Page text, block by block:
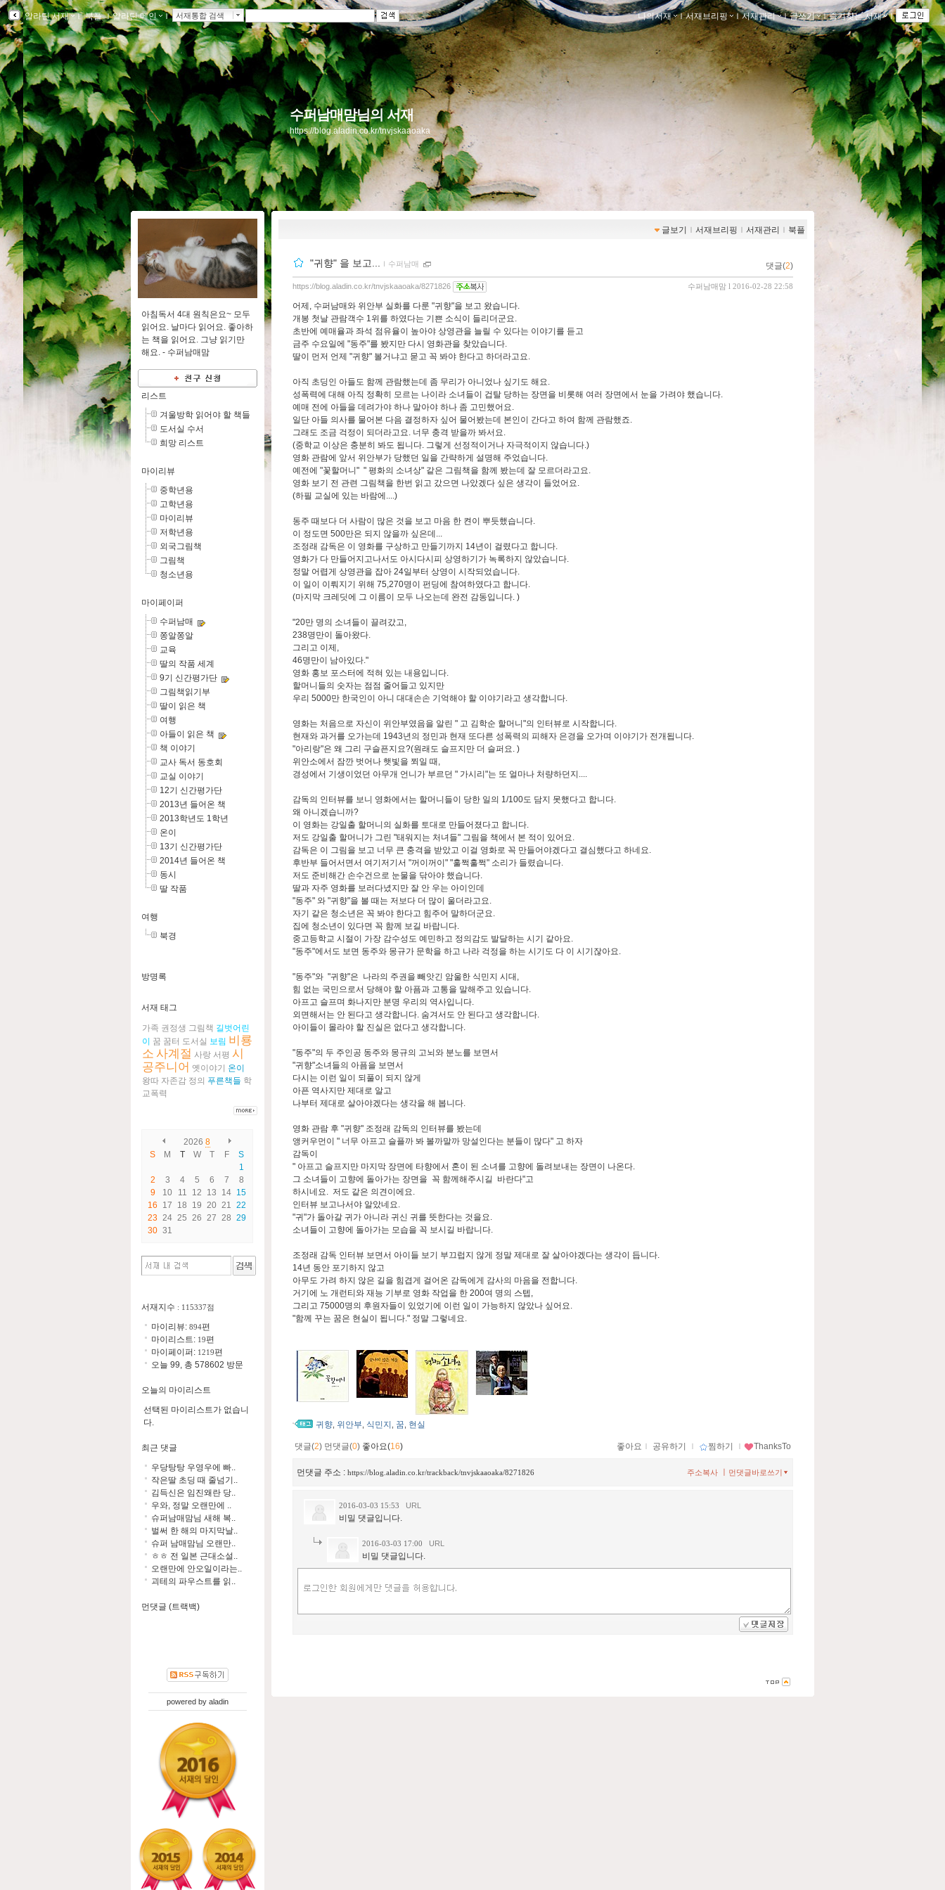
알라딘 서재 ｌ북플ｌ알라딘 메인 ｌ 서재통합 검색 나의서재 ｌ서재브리핑 ｌ서재관리 ｌ글쓰기 ｌ즐겨찾는 서재 ｌ
수퍼남매맘님의 서재
https://blog.aladin.co.kr/tnvjskaaoaka
글보기 ｌ 서재브리핑 ｌ 서재관리 ｌ 북플
"귀향" 을 보고... ｌ 수퍼남매 댓글(2)
수퍼남매맘 l 2016-02-28 22:58
https://blog.aladin.co.kr/tnvjskaaoaka/8271826
어제, 수퍼남매와 위안부 실화를 다룬 "귀향"을 보고 왔습니다.
개봉 첫날 관람객수 1위를 하였다는 기쁜 소식이 들리더군요.
초반에 예매율과 좌석 점유율이 높아야 상영관을 늘릴 수 있다는 이야기를 듣고
금주 수요일에 "동주"를 봤지만 다시 영화관을 찾았습니다.
딸이 먼저 언제 "귀향" 볼거냐고 묻고 꼭 봐야 한다고 하더라고요.
아직 초딩인 아들도 함께 관람했는데 좀 무리가 아니었나 싶기도 해요.
성폭력에 대해 아직 정확히 모르는 나이라 소녀들이 겁탈 당하는 장면을 비롯해 여러 장면에서 눈을 가려야 했습니다.
예매 전에 아들을 데려가야 하나 말아야 하나 좀 고민했어요.
일단 아들 의사를 물어본 다음 결정하자 싶어 물어봤는데 본인이 간다고 하여 함께 관람했죠.
그래도 조금 걱정이 되더라고요. 너무 충격 받을까 봐서요.
(중학교 이상은 충분히 봐도 됩니다. 그렇게 선정적이거나 자극적이지 않습니다.)
영화 관람에 앞서 위안부가 당했던 일을 간략하게 설명해 주었습니다.
예전에 "꽃할머니" " 평화의 소녀상" 같은 그림책을 함께 봤는데 잘 모르더라고요.
영화 보기 전 관련 그림책을 한번 읽고 갔으면 나았겠다 싶은 생각이 들었어요.
(하필 교실에 있는 바람에....)
동주 때보다 더 사람이 많은 것을 보고 마음 한 켠이 뿌듯했습니다.
이 정도면 500만은 되지 않을까 싶은데...
조정래 감독은 이 영화를 구상하고 만들기까지 14년이 걸렸다고 합니다.
영화가 다 만들어지고나서도 아시다시피 상영하기가 녹록하지 않았습니다.
정말 어렵게 상영관을 잡아 24일부터 상영이 시작되었습니다.
이 일이 이뤄지기 위해 75,270명이 펀딩에 참여하였다고 합니다.
(마지막 크레딧에 그 이름이 모두 나오는데 완전 감동입니다. )
"20만 명의 소녀들이 끌려갔고,
238명만이 돌아왔다.
그리고 이제,
46명만이 남아있다."
영화 홍보 포스터에 적혀 있는 내용입니다.
할머니들의 숫자는 점점 줄어들고 있지만
우리 5000만 한국인이 아니 대대손손 기억해야 할 이야기라고 생각합니다.
영화는 처음으로 자신이 위안부였음을 알린 " 고 김학순 할머니"의 인터뷰로 시작합니다.
현재와 과거를 오가는데 1943년의 정민과 현재 또다른 성폭력의 피해자 은경을 오가며 이야기가 전개됩니다.
"아리랑"은 왜 그리 구슬픈지요?(원래도 슬프지만 더 슬퍼요. )
위안소에서 잠깐 벗어나 햇빛을 쬐일 때,
경성에서 기생이었던 아무개 언니가 부르던 " 가시리"는 또 얼마나 처량하던지....
감독의 인터뷰를 보니 영화에서는 할머니들이 당한 일의 1/100도 담지 못했다고 합니다.
왜 아니겠습니까?
이 영화는 강일출 할머니의 실화를 토대로 만들어졌다고 합니다.
저도 강일출 할머니가 그린 "태워지는 처녀들" 그림을 책에서 본 적이 있어요.
감독은 이 그림을 보고 너무 큰 충격을 받았고 이걸 영화로 꼭 만들어야겠다고 결심했다고 하네요.
후반부 들어서면서 여기저기서 "꺼이꺼이" "훌쩍훌쩍" 소리가 들렸습니다.
저도 준비해간 손수건으로 눈물을 닦아야 했습니다.
딸과 자주 영화를 보러다녔지만 잘 안 우는 아이인데
"동주" 와 "귀향"을 볼 때는 저보다 더 많이 울더라고요.
자기 같은 청소년은 꼭 봐야 한다고 힘주어 말하더군요.
집에 청소년이 있다면 꼭 함께 보길 바랍니다.
중고등학교 시절이 가장 감수성도 예민하고 정의감도 발달하는 시기 같아요.
"동주"에서도 보면 동주와 몽규가 문학을 하고 나라 걱정을 하는 시기도 다 이 시기잖아요.
"동주"와 "귀향"은 나라의 주권을 빼앗긴 암울한 식민지 시대,
힘 없는 국민으로서 당해야 할 아픔과 고통을 말해주고 있습니다.
아프고 슬프며 화나지만 분명 우리의 역사입니다.
외면해서는 안 된다고 생각합니다. 숨겨서도 안 된다고 생각합니다.
아이들이 몰라야 할 진실은 없다고 생각합니다.
"동주"의 두 주인공 동주와 몽규의 고뇌와 분노를 보면서
"귀향"소녀들의 아픔을 보면서
다시는 이런 일이 되풀이 되지 않게
아픈 역사지만 제대로 알고
나부터 제대로 살아야겠다는 생각을 해 봅니다.
영화 관람 후 "귀향" 조정래 감독의 인터뷰를 봤는데
앵커우먼이 " 너무 아프고 슬플까 봐 볼까말까 망설인다는 분들이 많다" 고 하자
감독이
" 아프고 슬프지만 마지막 장면에 타향에서 혼이 된 소녀를 고향에 돌려보내는 장면이 나온다.
그 소녀들이 고향에 돌아가는 장면을 꼭 함께해주시길 바란다"고
하시네요. 저도 같은 의견이에요.
인터뷰 보고나서야 알았네요.
"귀"가 돌아갈 귀가 아니라 귀신 귀를 뜻한다는 것을요.
소녀들이 고향에 돌아가는 모습을 꼭 보시길 바랍니다.
조정래 감독 인터뷰 보면서 아이들 보기 부끄럽지 않게 정말 제대로 잘 살아야겠다는 생각이 듭니다.
14년 동안 포기하지 않고
아무도 가려 하지 않은 길을 힘겹게 걸어온 감독에게 감사의 마음을 전합니다.
거기에 노 개런티와 재능 기부로 영화 작업을 한 200여 명의 스텝,
그리고 75000명의 후원자들이 있었기에 이런 일이 가능하지 않았나 싶어요.
"함께 꾸는 꿈은 현실이 됩니다." 정말 그렇네요.
귀향, 위안부, 식민지 , 꿈, 현실
댓글(2) 먼댓글(0) 좋아요(16) 좋아요 ｌ 공유하기 ｌ 찜하기 ｌ ThanksTo
먼댓글 주소 : https://blog.aladin.co.kr/trackback/tnvjskaaoaka/8271826 먼댓글바로쓰기
주소복사
2016-03-03 15:53 URL
비밀 댓글입니다.
2016-03-03 17:00 URL
비밀 댓글입니다.
아침독서 4대 원칙은요~ 모두
읽어요. 날마다 읽어요. 좋아하
는 책을 읽어요. 그냥 읽기만
해요. - 수퍼남매맘
리스트
겨울방학 읽어야 할 책들
도서실 수서
희망 리스트
마이리뷰
중학년용
고학년용
마이리뷰
저학년용
외국그림책
그림책
청소년용
마이페이퍼
수퍼남매
쫑알쫑알
교육
딸의 작품 세계
9기 신간평가단
그림책읽기부
딸이 읽은 책
여행
아들이 읽은 책
책 이야기
교사 독서 동호회
교실 이야기
12기 신간평가단
2013년 들어온 책
2013학년도 1학년
온이
13기 신간평가단
2014년 들어온 책
동시
딸 작품
여행
북경
방명록
서재 태그
가족 권정생 그림책 길벗어린
이
꿈 꿈터 도서실 보림 비룡
소 사계절 사랑 서평 시
공주니어 옛이야기
온이
왕따 자존감 정의 푸른책들 학
교폭력
2026 8
S
M T W T F
S
1
2
3 4 5 6 7
8
9
10 11 12 13 14 15
16
17 18 19 20 21 22
23 24 25 26 27 28 29
30 31
서재지수 : 115337점
마이리뷰: 894편
마이리스트: 19편
마이페이퍼: 1219편
오늘 99, 총 578602 방문
오늘의 마이리스트
선택된 마이리스트가 없습니
다.
최근 댓글
우당탕탕 우영우에 빠..
작은딸 초딩 때 줄넘기..
김득신은 임진왜란 당..
우와, 정말 오랜만에 ..
슈퍼남매맘님 새해 복..
벌써 한 해의 마지막날..
슈퍼 남매맘님 오랜만..
ㅎㅎ 전 일본 근대소설..
오랜만에 안오일이라는..
괴테의 파우스트를 읽..
먼댓글 (트랙백)
powered by aladin